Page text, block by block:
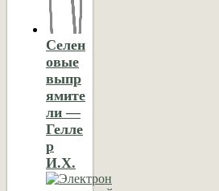
Селен
овые
выпр
ямите
ли —
Гелле
р
И.X.